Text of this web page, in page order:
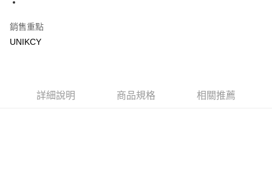
宅配［需2-3個工作天不含預購商品］
每筆NT$100，滿NT$799(含以上)免運費
銷售重點
UNIKCY
詳細說明 商品規格 相關推薦